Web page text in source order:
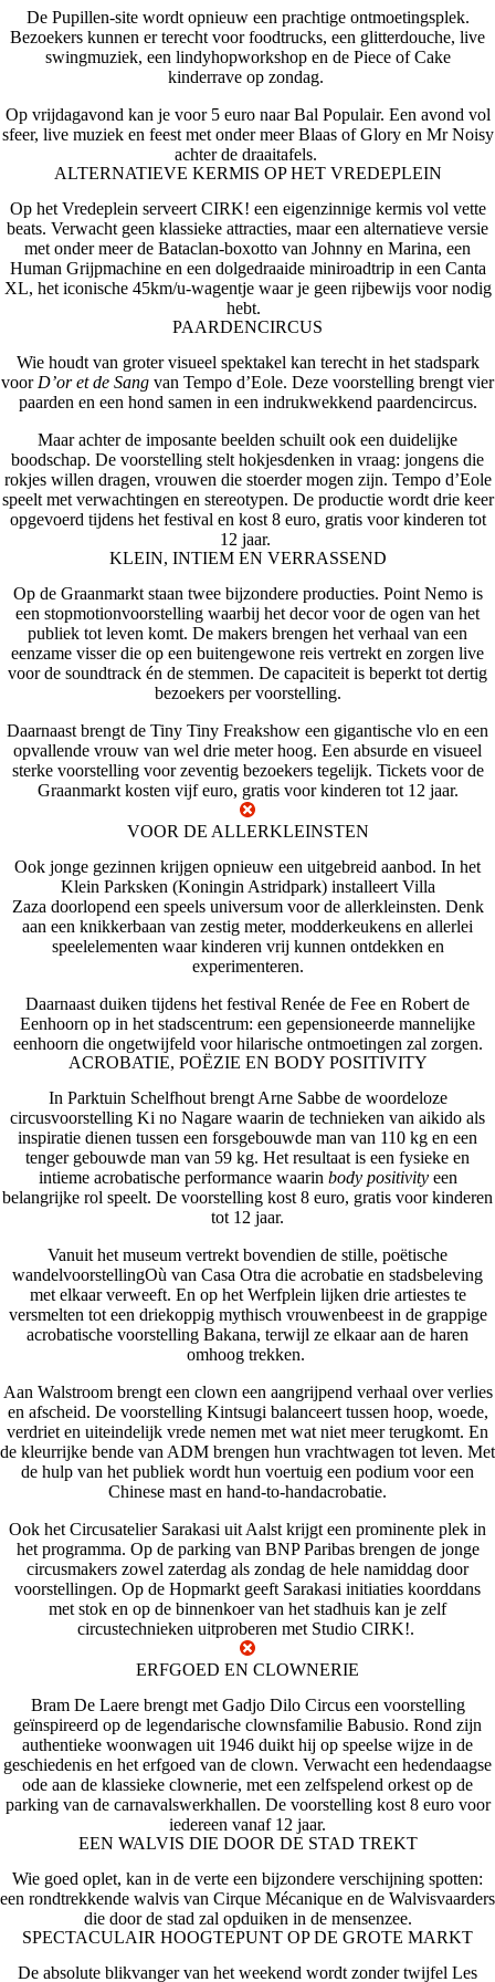
De Pupillen-site wordt opnieuw een prachtige ontmoetingsplek.
Bezoekers kunnen er terecht voor foodtrucks, een glitterdouche, live
swingmuziek, een lindyhopworkshop en de Piece of Cake
kinderrave op zondag.
Op vrijdagavond kan je voor 5 euro naarBal Populair. Een avond vol
sfeer, live muziek en feest met onder meer Blaas of Glory en Mr Noisy
achter de draaitafels.
ALTERNATIEVE KERMIS OP HET VREDEPLEIN
Op het Vredeplein serveert CIRK! een eigenzinnige kermis vol vette
beats. Verwacht geen klassieke attracties, maar een alternatieve versie
met onder meer de Bataclan-boxotto van Johnny en Marina, een
Human Grijpmachineen een dolgedraaide miniroadtrip in een Canta
XL, het iconische 45km/u-wagentje waar je geen rijbewijs voor nodig
hebt.
PAARDENCIRCUS
Wie houdt van groter visueel spektakel kan terecht in het stadspark
voor D’or et de Sang van Tempo d’Eole. Deze voorstelling brengt vier
paarden en een hond samen in een indrukwekkend paardencircus.
Maar achter de imposante beelden schuilt ook een duidelijke
boodschap. De voorstelling stelt hokjesdenken in vraag: jongens die
rokjes willen dragen, vrouwen die stoerder mogen zijn. Tempo d’Eole
speelt met verwachtingen en stereotypen. De productie wordt drie keer
opgevoerd tijdens het festival en kost 8 euro, gratis voor kinderen tot
12 jaar.
KLEIN, INTIEM EN VERRASSEND
Op de Graanmarkt staan twee bijzondere producties. Point Nemo is
een stopmotionvoorstelling waarbij het decor voor de ogen van het
publiek tot leven komt. De makers brengen het verhaal van een
eenzame visser die op een buitengewone reis vertrekt en zorgen live
voor de soundtrack én de stemmen. De capaciteit is beperkt tot dertig
bezoekers per voorstelling.
Daarnaast brengt de Tiny Tiny Freakshow een gigantische vlo en een
opvallende vrouw van wel drie meter hoog. Een absurde en visueel
sterke voorstelling voor zeventig bezoekers tegelijk. Tickets voor de
Graanmarkt kosten vijf euro, gratis voor kinderen tot 12 jaar.
VOOR DE ALLERKLEINSTEN
Ook jonge gezinnen krijgen opnieuw een uitgebreid aanbod. In het
Klein Parksken (Koningin Astridpark) installeert Villa
Zaza doorlopend een speels universum voor de allerkleinsten. Denk
aan een knikkerbaan van zestig meter, modderkeukens en allerlei
speelelementen waar kinderen vrij kunnen ontdekken en
experimenteren.
Daarnaast duiken tijdens het festival Renée de Fee en Robert de
Eenhoorn op in het stadscentrum: een gepensioneerde mannelijke
eenhoorn die ongetwijfeld voor hilarische ontmoetingen zal zorgen.
ACROBATIE, POËZIE EN BODY POSITIVITY
In Parktuin Schelfhout brengt Arne Sabbede woordeloze
circusvoorstelling Ki no Nagare waarin de technieken van aikido als
inspiratie dienen tussen een forsgebouwde man van 110 kg en een
tenger gebouwde man van 59 kg. Het resultaat is een fysieke en
intieme acrobatische performance waarin body positivityeen
belangrijke rol speelt. De voorstelling kost 8 euro, gratis voor kinderen
tot 12 jaar.
Vanuit het museum vertrekt bovendien de stille, poëtische
wandelvoorstellingOù van Casa Otra die acrobatie en stadsbeleving
met elkaar verweeft. En op het Werfplein lijken drie artiestes te
versmelten tot een driekoppig mythisch vrouwenbeest in de grappige
acrobatische voorstelling Bakana, terwijl ze elkaar aan de haren
omhoog trekken.
Aan Walstroom brengt een clown een aangrijpend verhaal over verlies
en afscheid. De voorstelling Kintsugi balanceert tussen hoop, woede,
verdriet en uiteindelijk vrede nemen met wat niet meer terugkomt. En
de kleurrijke bende van ADM brengen hun vrachtwagen tot leven. Met
de hulp van het publiek wordt hun voertuig een podium voor een
Chinese mast en hand-to-handacrobatie.
Ook het Circusatelier Sarakasi uit Aalst krijgt een prominente plek in
het programma. Op de parking van BNP Paribas brengen de jonge
circusmakers zowel zaterdag als zondag de hele namiddag door
voorstellingen. Op de Hopmarkt geeft Sarakasi initiaties koorddans
met stok en op de binnenkoer van het stadhuis kan je zelf
circustechnieken uitproberen met Studio CIRK!.
ERFGOED EN CLOWNERIE
Bram De Laerebrengt met Gadjo Dilo Circuseen voorstelling
geïnspireerd op de legendarische clownsfamilie Babusio. Rond zijn
authentieke woonwagen uit 1946 duikt hij op speelse wijze in de
geschiedenis en het erfgoed van de clown. Verwacht een hedendaagse
ode aan de klassieke clownerie, met een zelfspelend orkest op de
parking van de carnavalswerkhallen. De voorstelling kost 8 euro voor
iedereen vanaf 12 jaar.
EEN WALVIS DIE DOOR DE STAD TREKT
Wie goed oplet, kan in de verte een bijzondere verschijning spotten:
een rondtrekkende walvis van Cirque Mécanique en de Walvisvaarders
die door de stad zal opduiken in de mensenzee.
SPECTACULAIR HOOGTEPUNT OP DE GROTE MARKT
De absolute blikvanger van het weekend wordt zonder twijfel Les